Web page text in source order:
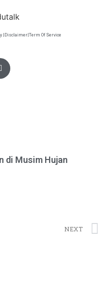
| Disclaimer| Term Of Service
di Musim Hujan
NEXT